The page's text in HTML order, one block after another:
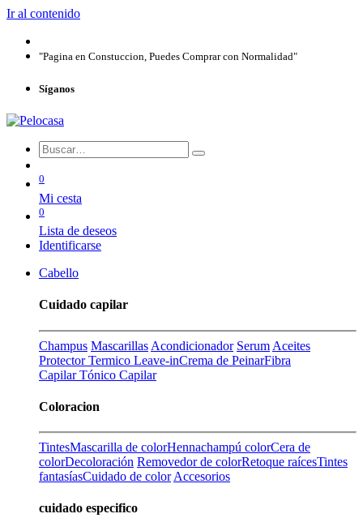
Ir al contenido
"Pagina en Constuccion, Puedes Comprar con Normalidad"
Síganos
0
Mi cesta
0
Lista de deseos
Identificarse
Cabello
Cuidado capilar
Champus Mascarillas Acondicionador Serum Aceites
Protector Termico Leave-inCrema de PeinarFibra
CapilarTónico Capilar
Coloracion
TintesMascarilla de colorHennachampú colorCera de
colorDecoloración Removedor de colorRetoque raícesTintes
fantasíasCuidado de color Accesorios
cuidado especifico